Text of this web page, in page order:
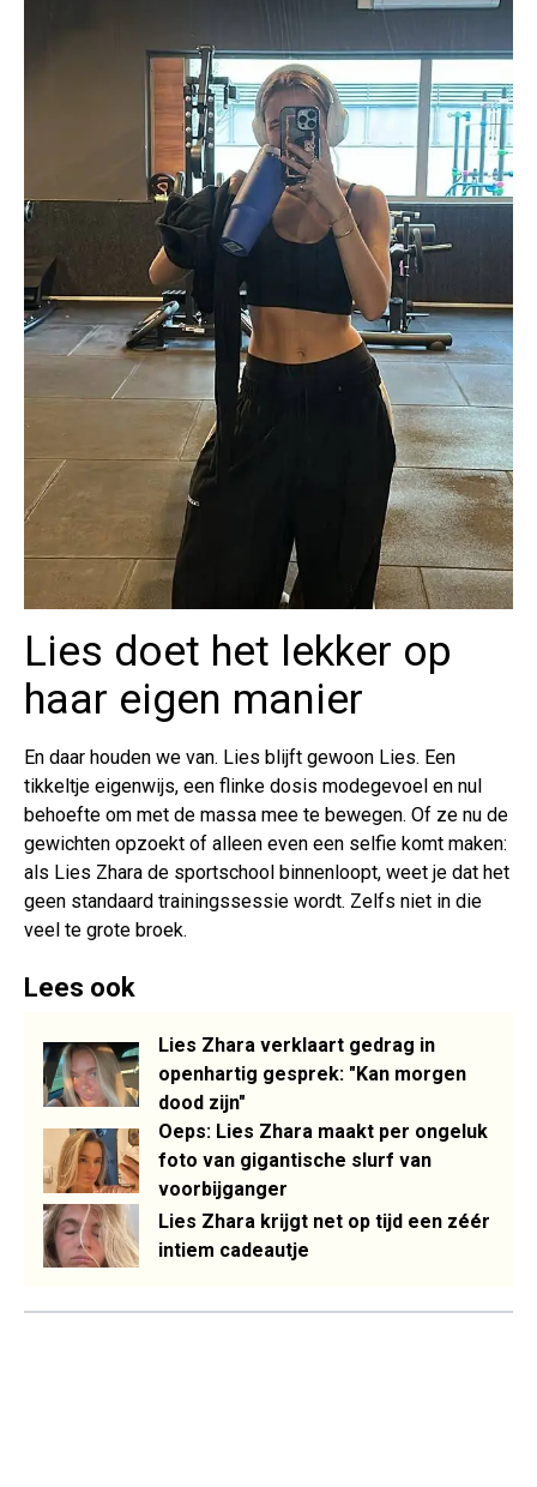
Lies doet het lekker op
haar eigen manier
En daar houden we van. Lies blijft gewoon Lies. Een
tikkeltje eigenwijs, een flinke dosis modegevoel en nul
behoefte om met de massa mee te bewegen. Of ze nu de
gewichten opzoekt of alleen even een selfie komt maken:
als Lies Zhara de sportschool binnenloopt, weet je dat het
geen standaard trainingssessie wordt. Zelfs niet in die
veel te grote broek.
Lees ook
Lies Zhara verklaart gedrag in
openhartig gesprek: "Kan morgen
dood zijn"
Oeps: Lies Zhara maakt per ongeluk
foto van gigantische slurf van
voorbijganger
Lies Zhara krijgt net op tijd een zéér
intiem cadeautje